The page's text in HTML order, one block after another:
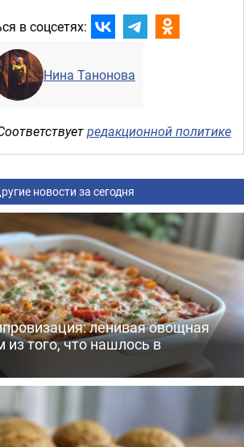
в соцсетях:
Нина Танонова
редакционной политике
новости за сегодня
ленивая овощная
из того, что нашлось в